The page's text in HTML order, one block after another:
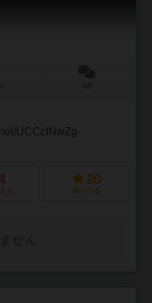
UCCcINwZg-
4
り
20
持ってる